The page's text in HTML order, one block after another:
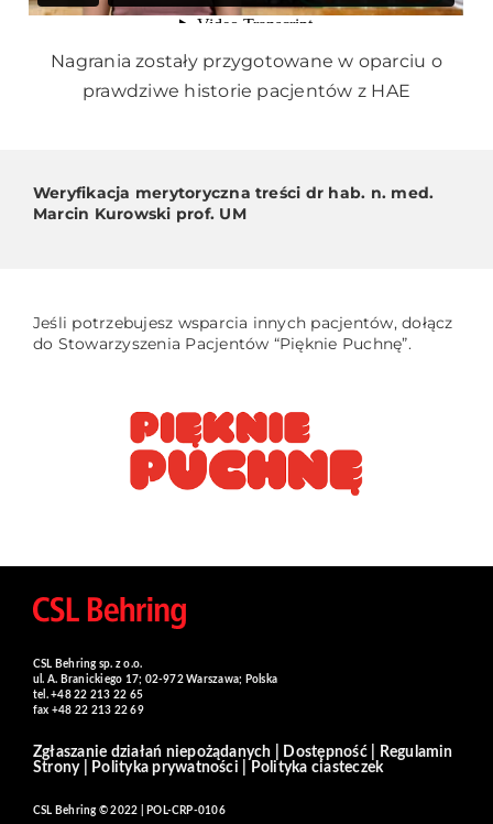
Nagrania zostały przygotowane w oparciu o
prawdziwe historie pacjentów z HAE
Weryfikacja merytoryczna treści dr hab. n. med.
Marcin Kurowski prof. UM
Jeśli potrzebujesz wsparcia innych pacjentów, dołącz
do Stowarzyszenia Pacjentów “Pięknie Puchnę”.
CSL Behring sp. z o.o.
ul. A. Branickiego 17; 02-972 Warszawa; Polska
tel. +48 22 213 22 65
fax +48 22 213 22 69
Zgłaszanie działań niepożądanych Dostępność|
Regulamin
Strony| Polityka prywatności Polityka ciasteczek
CSL Behring © 2022 | POL-CRP-0106